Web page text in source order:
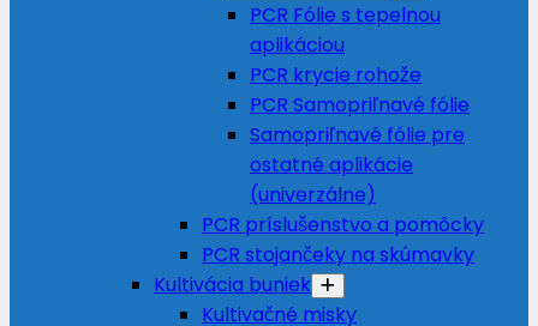
PCR Fólie s tepelnou
aplikáciou
PCR krycie rohože
PCR Samopriľnavé fólie
Samopriľnavé fólie pre
ostatné aplikácie
(univerzálne)
PCR príslušenstvo a pomôcky
PCR stojančeky na skúmavky
Kultivácia buniek
Kultivačné misky